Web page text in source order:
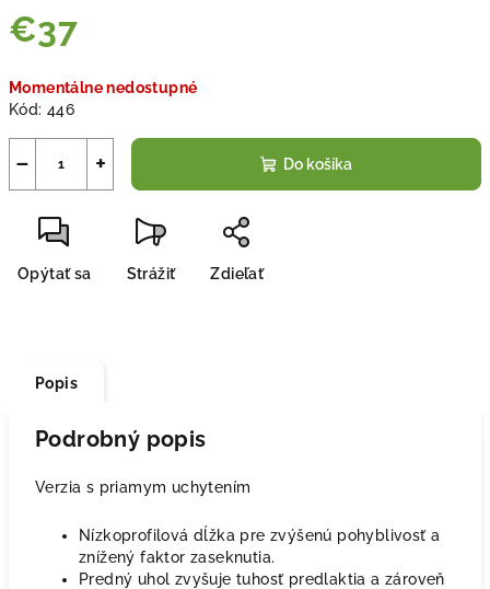
€37
cena:
Momentálne nedostupné
Kód: 446
+
− Do košíka
Opýtať sa Strážiť Zdieľať
Popis
Podrobný popis
Verzia s priamym uchytením
Nízkoprofilová dĺžka pre zvýšenú pohyblivosť a
znížený faktor zaseknutia.
Predný uhol zvyšuje tuhosť predlaktia a zároveň